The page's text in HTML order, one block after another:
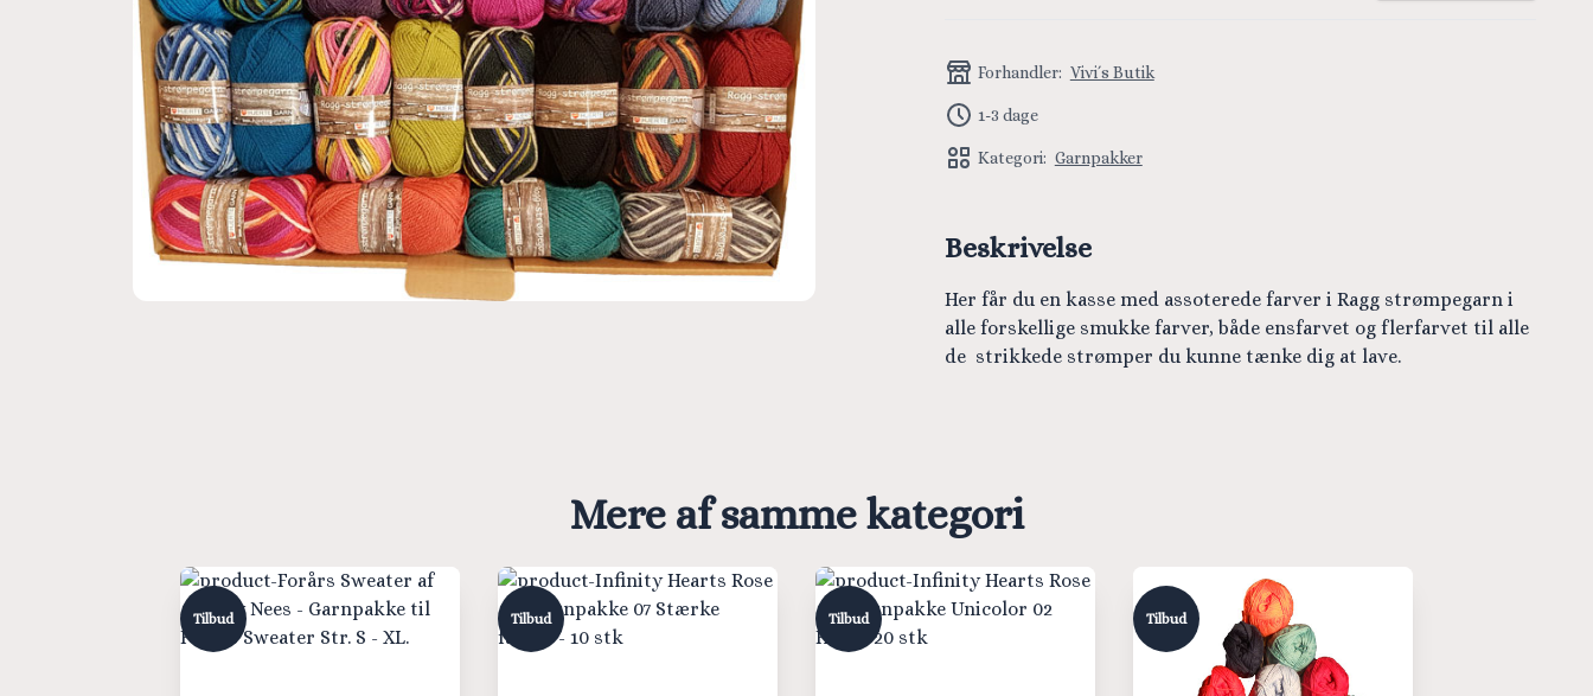
Forhandler: Vivi´s Butik
1-3 dage
Kategori: Garnpakker
Beskrivelse
Her får du en kasse med assoterede farver i Ragg strømpegarn i
alle forskellige smukke farver, både ensfarvet og flerfarvet til alle
de strikkede strømper du kunne tænke dig at lave.
Mere af samme kategori
Tilbud Tilbud Tilbud Tilbud